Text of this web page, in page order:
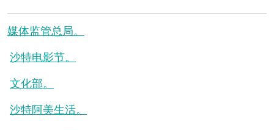
媒体监管总局。
沙特电影节。
文化部。
沙特阿美生活。